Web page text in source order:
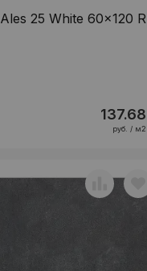
Ales 25 White 60x120 R
137.68
руб. / м2